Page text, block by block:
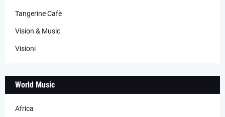
Tangerine Cafè
Vision & Music
Visioni
World Music
Africa